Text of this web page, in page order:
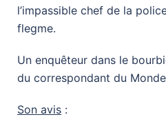
l’impassible chef de la
flegme.
Un enquêteur dans le
du correspondant du
Son avis :